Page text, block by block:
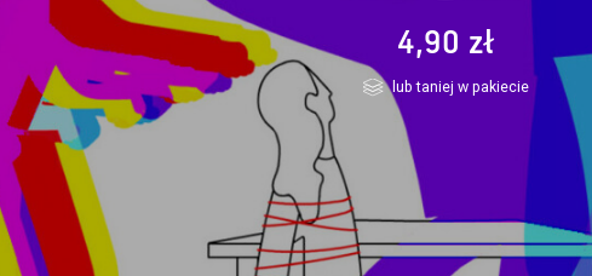
4,90 zł
lub taniej w pakiecie